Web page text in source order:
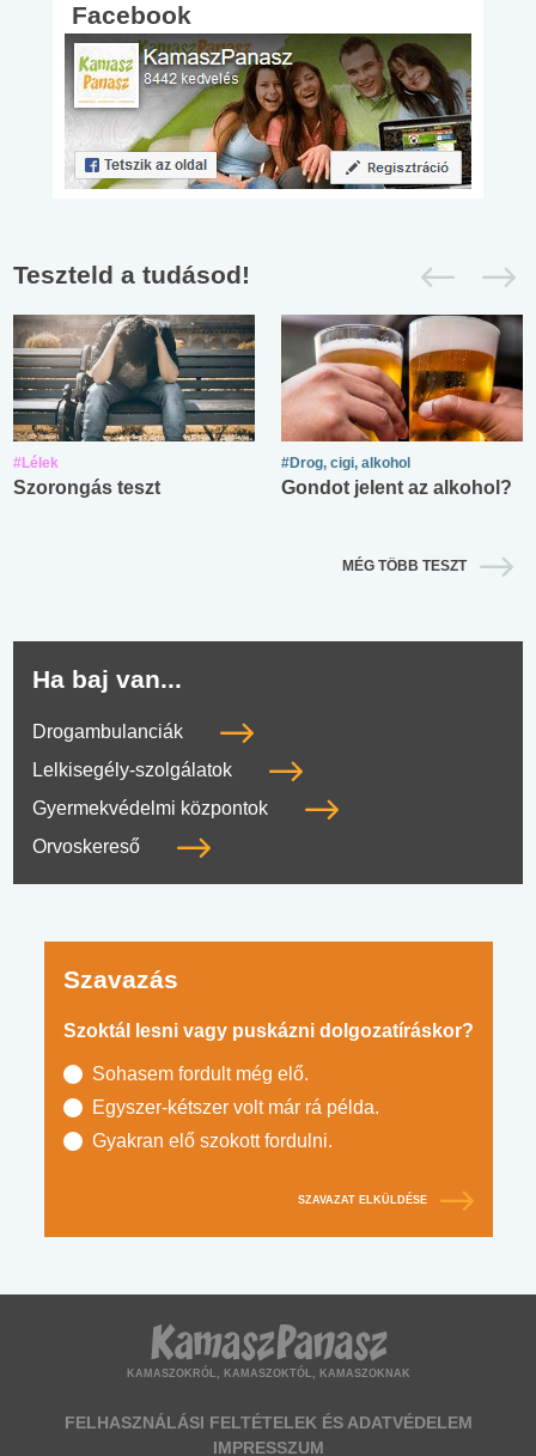
Facebook
Teszteld a tudásod!
#Lélek
Szorongás teszt
#Drog, cigi, alkohol
Gondot jelent az alkohol?
MÉG TÖBB TESZT
Ha baj van...
Drogambulanciák
Lelkisegély-szolgálatok
Gyermekvédelmi központok
Orvoskereső
Szavazás
Szoktál lesni vagy puskázni dolgozatíráskor?
Sohasem fordult még elő.
Egyszer-kétszer volt már rá példa.
Gyakran elő szokott fordulni.
SZAVAZAT ELKÜLDÉSE
KAMASZOKRÓL, KAMASZOKTÓL, KAMASZOKNAK
FELHASZNÁLÁSI FELTÉTELEK ÉS ADATVÉDELEM
IMPRESSZUM